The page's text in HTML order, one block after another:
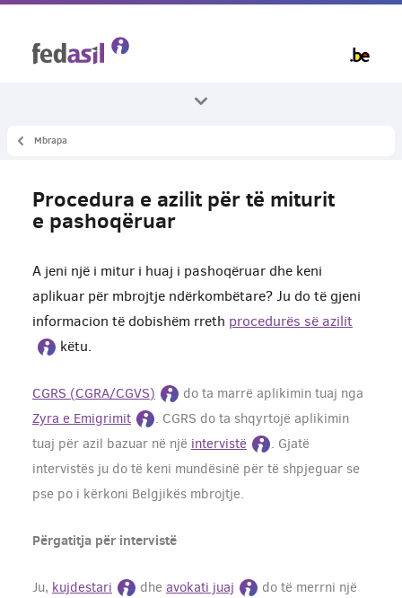
Te gjitha temat
Aplikimi për azil
Mbrapa
Procedura e azilit për të miturit
e pashoqëruar
A jeni një i mitur i huaj i pashoqëruar dhe keni
aplikuar për mbrojtje ndërkombëtare? Ju do të gjeni
informacion të dobishëm rreth procedurës së azilit
këtu.
CGRS (CGRA/CGVS)
do ta marrë aplikimin tuaj nga
Zyra e Emigrimit
. CGRS do ta shqyrtojë aplikimin
tuaj për azil bazuar në një intervistë
. Gjatë
intervistës ju do të keni mundësinë për të shpjeguar se
pse po i kërkoni Belgjikës mbrojtje.
Përgatitja për intervistë
Ju, kujdestari dhe avokati juaj
do të merrni një